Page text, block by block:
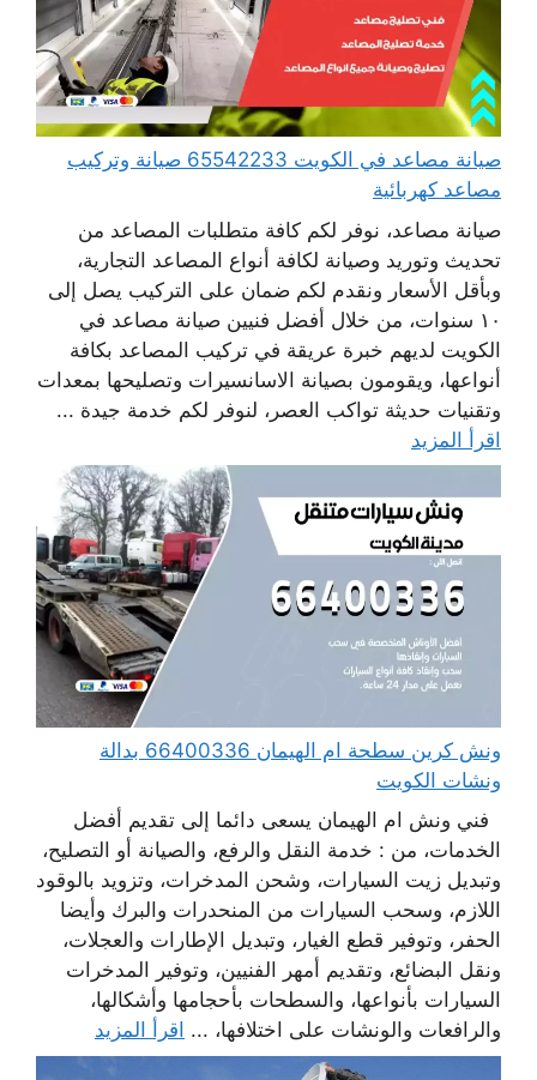
صيانة مصاعد في الكويت 65542233 صيانة وتركيب
مصاعد كهربائية
صيانة مصاعد، نوفر لكم كافة متطلبات المصاعد من
تحديث وتوريد وصيانة لكافة أنواع المصاعد التجارية،
وبأقل الأسعار ونقدم لكم ضمان على التركيب يصل إلى
١٠ سنوات، من خلال أفضل فنيين صيانة مصاعد في
الكويت لديهم خبرة عريقة في تركيب المصاعد بكافة
أنواعها، ويقومون بصيانة الاسانسيرات وتصليحها بمعدات
وتقنيات حديثة تواكب العصر، لنوفر لكم خدمة جيدة ...
اقرأ المزيد
ونش كرين سطحة ام الهيمان 66400336 بدالة
ونشات الكويت
فني ونش ام الهيمان يسعى دائما إلى تقديم أفضل
الخدمات، من : خدمة النقل والرفع، والصيانة أو التصليح،
وتبديل زيت السيارات، وشحن المدخرات، وتزويد بالوقود
اللازم، وسحب السيارات من المنحدرات والبرك وأيضا
الحفر، وتوفير قطع الغيار، وتبديل الإطارات والعجلات،
ونقل البضائع، وتقديم أمهر الفنيين، وتوفير المدخرات
السيارات بأنواعها، والسطحات بأحجامها وأشكالها،
والرافعات والونشات على اختلافها، ... اقرأ المزيد